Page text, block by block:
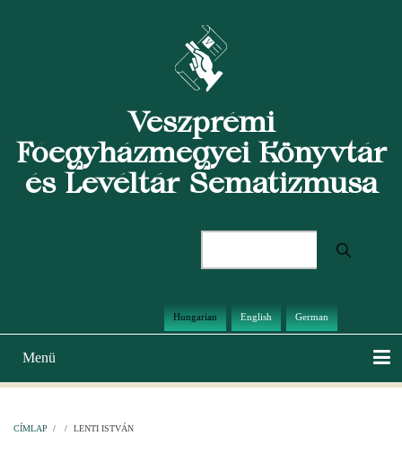
Veszprémi
Főegyházmegyei Könyvtár
és Levéltár Sematizmusa
Hungarian English German
Main
navigation
Menü
CÍMLAP / / LENTI ISTVÁN